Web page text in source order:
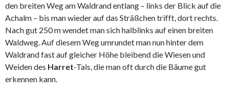
den breiten Weg am Waldrand entlang – links der Blick auf die
Achalm – bis man wieder auf das Sträßchen trifft, dort rechts.
Nach gut 250 m wendet man sich halblinks auf einen breiten
Waldweg. Auf diesem Weg umrundet man nun hinter dem
Waldrand fast auf gleicher Höhe bleibend die Wiesen und
Weiden des Harret-Tals, die man oft durch die Bäume gut
erkennen kann.